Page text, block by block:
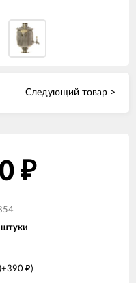
Следующий товар >
₽
штуки
390 ₽)